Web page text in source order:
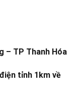
– TP Thanh Hóa
tỉnh 1km về